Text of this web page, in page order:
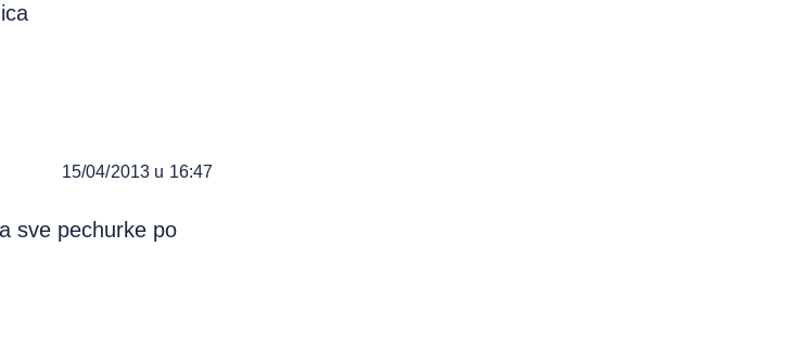
15/04/2013 u 16:47
sve pechurke po